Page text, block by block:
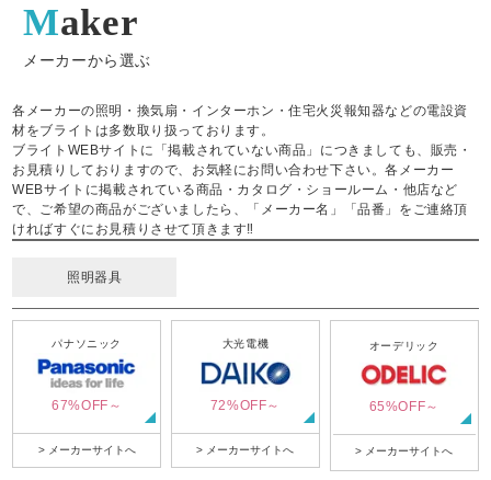
Maker
メーカーから選ぶ
各メーカーの照明・換気扇・インターホン・住宅火災報知器などの電設資
材をブライトは多数取り扱っております。
ブライトWEBサイトに「掲載されていない商品」につきましても、販売・
お見積りしておりますので、お気軽にお問い合わせ下さい。各メーカー
WEBサイトに掲載されている商品・カタログ・ショールーム・他店など
で、ご希望の商品がございましたら、「メーカー名」「品番」をご連絡頂
ければすぐにお見積りさせて頂きます‼
照明器具
パナソニック
67%OFF～
> メーカーサイトへ
大光電機
72%OFF～
> メーカーサイトへ
オーデリック
65%OFF～
> メーカーサイトへ